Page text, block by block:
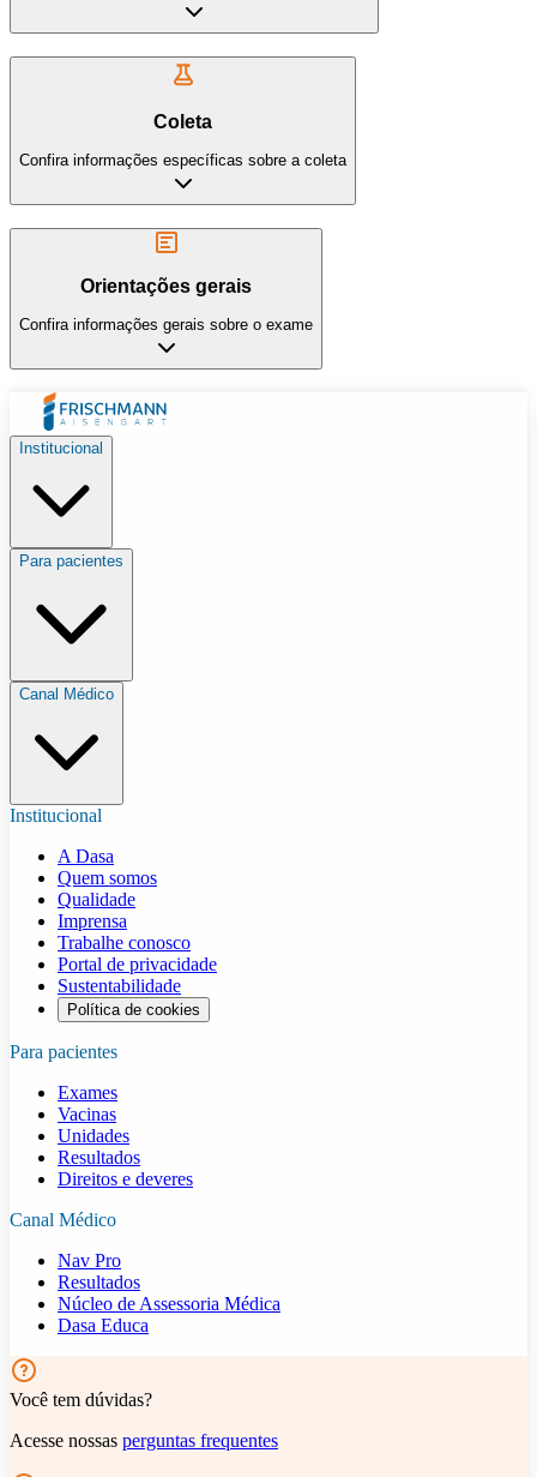
Coleta
Confira informações específicas sobre a coleta
Orientações gerais
Confira informações gerais sobre o exame
Institucional
Para pacientes
Canal Médico
Institucional
A Dasa
Quem somos
Qualidade
Imprensa
Trabalhe conosco
Portal de privacidade
Sustentabilidade
Política de cookies
Para pacientes
Exames
Vacinas
Unidades
Resultados
Direitos e deveres
Canal Médico
Nav Pro
Resultados
Núcleo de Assessoria Médica
Dasa Educa
Você tem dúvidas?
Acesse nossas perguntas frequentes